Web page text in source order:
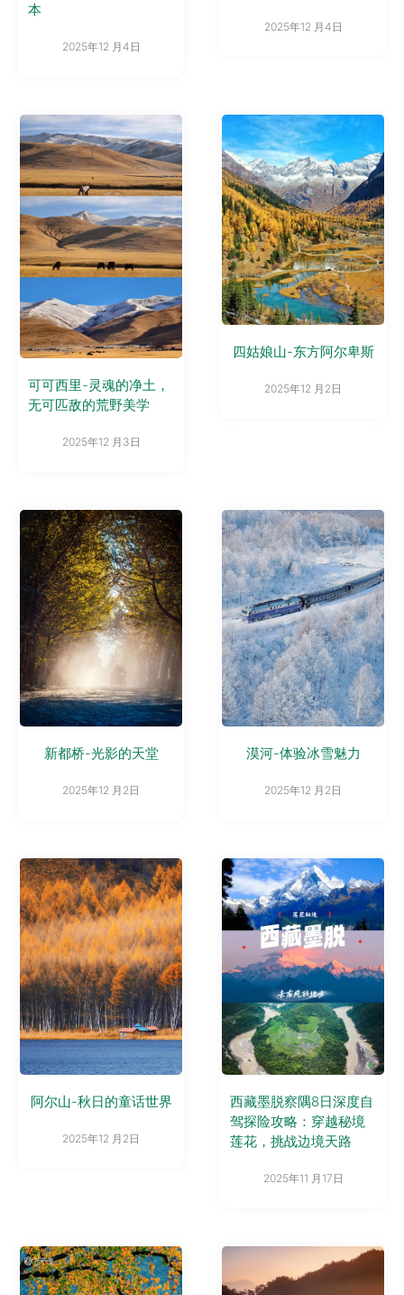
本
2025年12 月4日
2025年12 月4日
可可西里-灵魂的净土，
无可匹敌的荒野美学
2025年12 月3日
四姑娘山-东方阿尔卑斯
2025年12 月2日
新都桥-光影的天堂
2025年12 月2日
漠河-体验冰雪魅力
2025年12 月2日
阿尔山-秋日的童话世界
2025年12 月2日
西藏墨脱察隅8日深度自
驾探险攻略：穿越秘境
莲花，挑战边境天路
2025年11 月17日